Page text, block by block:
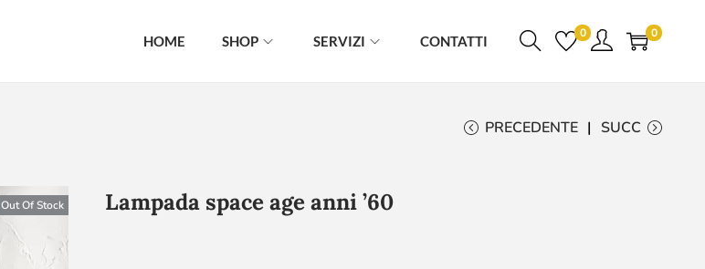
HOME SHOP SERVIZI CONTATTI 0 0
PRECEDENTE SUCC
Out Of Stock Lampada space age anni ’60